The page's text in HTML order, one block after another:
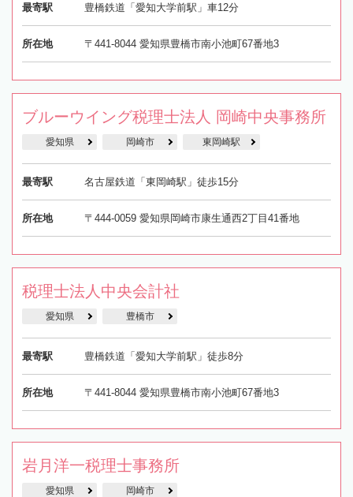
最寄駅 豊橋鉄道「愛知大学前駅」車12分
所在地 〒441-8044 愛知県豊橋市南小池町67番地3
ブルーウイング税理士法人 岡崎中央事務所
愛知県 岡崎市 東岡崎駅
最寄駅 名古屋鉄道「東岡崎駅」徒歩15分
所在地 〒444-0059 愛知県岡崎市康生通西2丁目41番地
税理士法人中央会計社
愛知県 豊橋市
最寄駅 豊橋鉄道「愛知大学前駅」徒歩8分
所在地 〒441-8044 愛知県豊橋市南小池町67番地3
岩月洋一税理士事務所
愛知県 岡崎市